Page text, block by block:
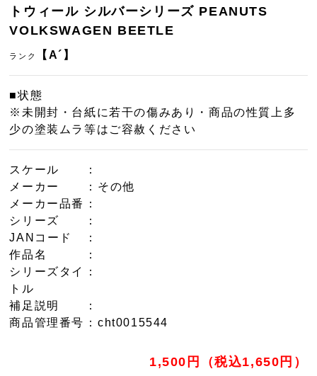
トウィール シルバーシリーズ PEANUTS
VOLKSWAGEN BEETLE
ランク 【A´】
■状態
※未開封・台紙に若干の傷みあり・商品の性質上多
少の塗装ムラ等はご容赦ください
スケール
：
メーカー
：その他
メーカー品番
：
シリーズ
：
JANコード
：
作品名
：
シリーズタイ
トル
：
補足説明
：
商品管理番号 ：cht0015544
1,500円（税込1,650円）